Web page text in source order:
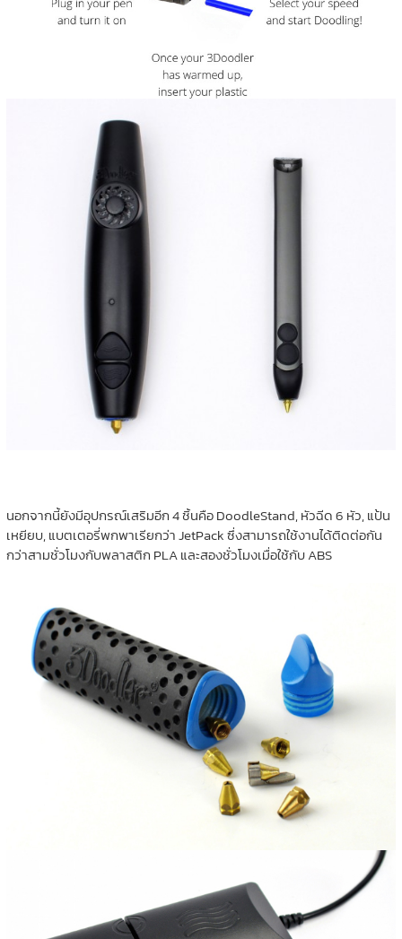
นอกจากนี้ยังมีอุปกรณ์เสริมอีก 4 ชิ้นคือ DoodleStand, หัวฉีด 6 หัว, แป้น
เหยียบ, แบตเตอรี่พกพาเรียกว่า JetPack ซึ่งสามารถใช้งานได้ติดต่อกัน
กว่าสามชั่วโมงกับพลาสติก PLA และสองชั่วโมงเมื่อใช้กับ ABS